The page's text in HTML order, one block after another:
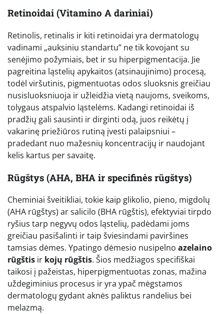
Retinoidai (Vitamino A dariniai)
Retinolis, retinalis ir kiti retinoidai yra dermatologų
vadinami „auksiniu standartu” ne tik kovojant su
senėjimo požymiais, bet ir su hiperpigmentacija. Jie
pagreitina ląstelių apykaitos (atsinaujinimo) procesą,
todėl viršutinis, pigmentuotas odos sluoksnis greičiau
nusisluoksniuoja ir užleidžia vietą naujoms, sveikoms,
tolygaus atspalvio ląstelėms. Kadangi retinoidai iš
pradžių gali sausinti ir dirginti odą, juos reikėtų į
vakarinę priežiūros rutiną įvesti palaipsniui –
pradedant nuo mažesnių koncentracijų ir naudojant
kelis kartus per savaitę.
Rūgštys (AHA, BHA ir specifinės rūgštys)
Cheminiai šveitikliai, tokie kaip glikolio, pieno, migdolų
(AHA rūgštys) ar salicilo (BHA rūgštis), efektyviai tirpdo
ryšius tarp negyvų odos ląstelių, padėdami joms
greičiau pasišalinti ir taip šviesindami paviršines
tamsias dėmes. Ypatingo dėmesio nusipelno azelaino
rūgštis ir kojų rūgštis. Šios medžiagos specifiškai
taikosi į pažeistas, hiperpigmentuotas zonas, mažina
uždegiminius procesus ir yra ypač mėgstamos
dermatologų gydant aknės paliktus randelius bei
melazmą.